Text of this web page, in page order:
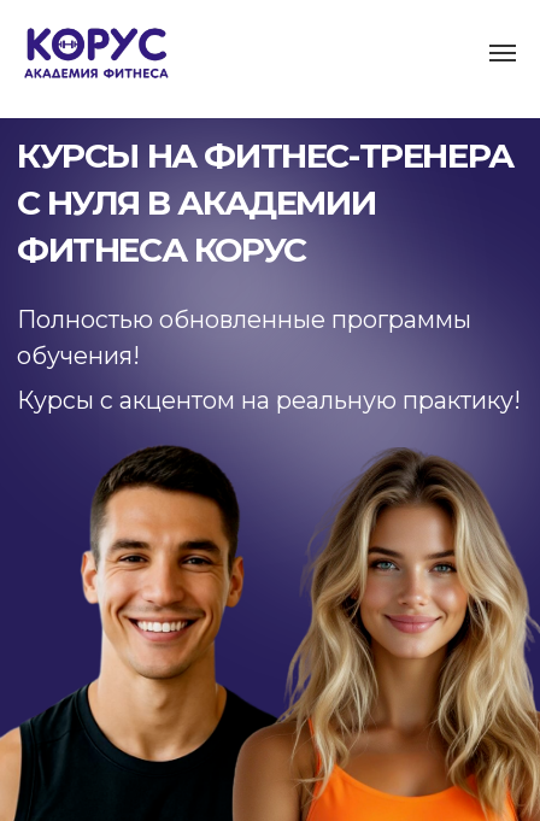
ВЫБРАТЬ СВОЁ ОБУЧЕНИЕ
КУРСЫ НА ФИТНЕС-ТРЕНЕРА
С НУЛЯ В АКАДЕМИИ
ФИТНЕСА КОРУС
обучения!
УСПЕЙ ЗАБРАТЬ